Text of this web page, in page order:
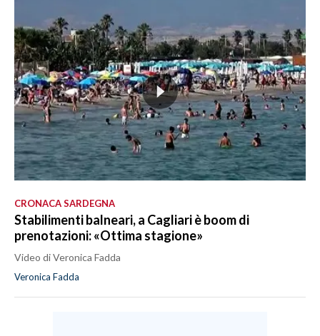
CRONACA SARDEGNA
Stabilimenti balneari, a Cagliari è boom di
prenotazioni: «Ottima stagione»
Video di Veronica Fadda
Veronica Fadda